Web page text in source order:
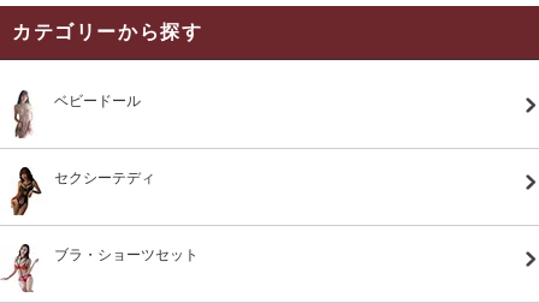
カテゴリーから探す
ベビードール
セクシーテディ
ブラ・ショーツセット